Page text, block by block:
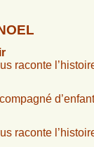
raconte
raconte